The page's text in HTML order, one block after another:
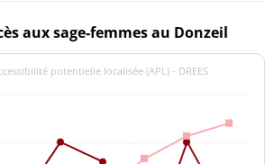
aux sage-femmes au Donzeil
potentielle localisée (APL) - DREES